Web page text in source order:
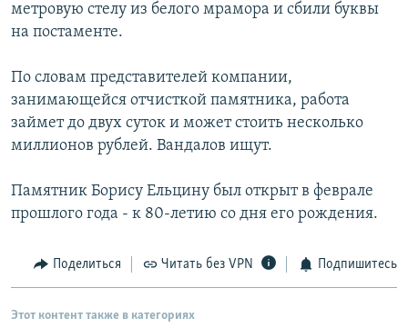
метровую стелу из белого мрамора и сбили буквы
на постаменте.
По словам представителей компании,
занимающейся отчисткой памятника, работа
займет до двух суток и может стоить несколько
миллионов рублей. Вандалов ищут.
Памятник Борису Ельцину был открыт в феврале
прошлого года - к 80-летию со дня его рождения.
Поделиться Читать без VPN Подпишитесь
Этот контент также в категориях